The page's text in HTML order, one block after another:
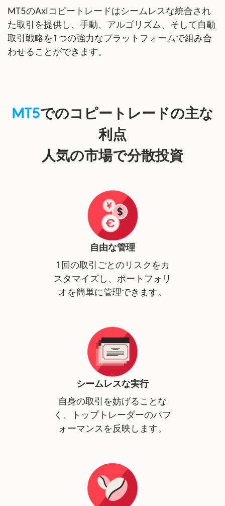
MT5のAxiコピートレードはシームレスな統合され
た取引を提供し、手動、アルゴリズム、そして自動
取引戦略を1つの強力なプラットフォームで組み合
わせることができます。
MT5でのコピートレードの主な
利点
人気の市場で分散投資
自由な管理
1回の取引ごとのリスクをカ
スタマイズし、ポートフォリ
オを簡単に管理できます。
シームレスな実行
自身の取引を妨げることな
く、トップトレーダーのパフ
ォーマンスを反映します。